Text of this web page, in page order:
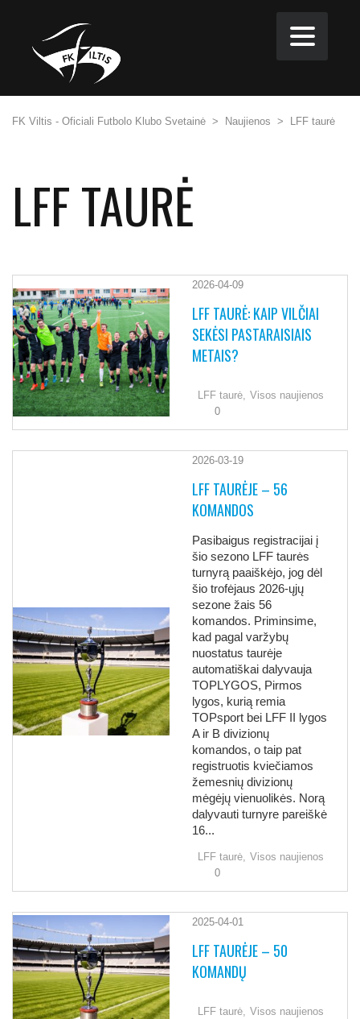
FK Viltis - Oficiali Futbolo Klubo Svetainė > Naujienos > LFF taurė
LFF TAURĖ
2026-04-09
LFF TAURĖ: KAIP VILČIAI
SEKĖSI PASTARAISIAIS
METAIS?
LFF taurė, Visos naujienos
0
2026-03-19
LFF TAURĖJE – 56
KOMANDOS
Pasibaigus registracijai į
šio sezono LFF taurės
turnyrą paaiškėjo, jog dėl
šio trofėjaus 2026-ųjų
sezone žais 56
komandos. Priminsime,
kad pagal varžybų
nuostatus taurėje
automatiškai dalyvauja
TOPLYGOS, Pirmos
lygos, kurią remia
TOPsport bei LFF II lygos
A ir B divizionų
komandos, o taip pat
registruotis kviečiamos
žemesnių divizionų
mėgėjų vienuolikės. Norą
dalyvauti turnyre pareiškė
16...
LFF taurė,
Visos naujienos
0
2025-04-01
LFF TAURĖJE – 50
KOMANDŲ
LFF taurė, Visos naujienos